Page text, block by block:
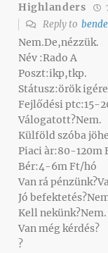
Highlanders
Reply to
Nem.De,nézzük.
Név :Rado A
Poszt:ikp,tkp.
Státusz:örök
Fejlődési ptc:15-
Válogatott?Nem.
Külföld szóba
Piaci àr:80-120m
Bér:4-6m Ft/hó
Van rá
Jó
Kell nekünk?Nem.
Van még kérdés?
?